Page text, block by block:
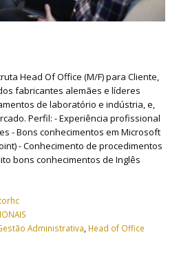
Head Of Office (M/F) para Cliente,
fabricantes alemães e líderes
de laboratório e indústria, e,
Perfil: - Experiência profissional
- Bons conhecimentos em Microsoft
- Conhecimento de procedimentos
bons conhecimentos de Inglês
Administrativa Head of Office